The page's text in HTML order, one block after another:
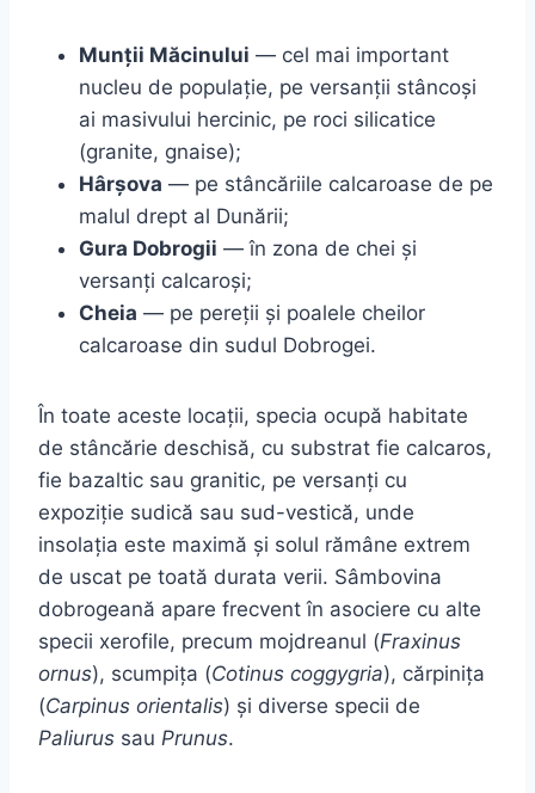
Munții Măcinului — cel mai important
nucleu de populație, pe versanții stâncoși
ai masivului hercinic, pe roci silicatice
(granite, gnaise);
Hârșova — pe stâncăriile calcaroase de pe
malul drept al Dunării;
Gura Dobrogii — în zona de chei și
versanți calcaroși;
Cheia — pe pereții și poalele cheilor
calcaroase din sudul Dobrogei.
În toate aceste locații, specia ocupă habitate
de stâncărie deschisă, cu substrat fie calcaros,
fie bazaltic sau granitic, pe versanți cu
expoziție sudică sau sud-vestică, unde
insolația este maximă și solul rămâne extrem
de uscat pe toată durata verii. Sâmbovina
dobrogeană apare frecvent în asociere cu alte
specii xerofile, precum mojdreanul (Fraxinus
ornus), scumpița (Cotinus coggygria), cărpinița
(Carpinus orientalis) și diverse specii de
Paliurus sau Prunus.